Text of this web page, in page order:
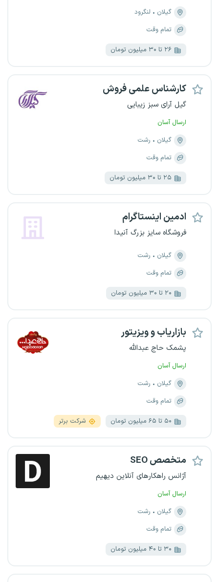
گیلان
لنگرود
تمام وقت
۲۶ تا ۳۰ میلیون تومان
کارشناس علمی فروش
گیل آرای سبز زیبایی
ارسال آسان
گیلان
رشت
تمام وقت
۲۵ تا ۳۰ میلیون تومان
ادمین اینستاگرام
فروشگاه سایز بزرگ آنیدا
گیلان
رشت
تمام وقت
۲۰ تا ۳۰ میلیون تومان
بازاریاب و ویزیتور
پشمک حاج عبدالله
ارسال آسان
گیلان
رشت
تمام وقت
۵۰ تا ۶۵ میلیون تومان شرکت برتر
متخصص SEO
آژانس راهکارهای آنلاین دیهیم
ارسال آسان
گیلان
رشت
تمام وقت
۳۰ تا ۴۰ میلیون تومان